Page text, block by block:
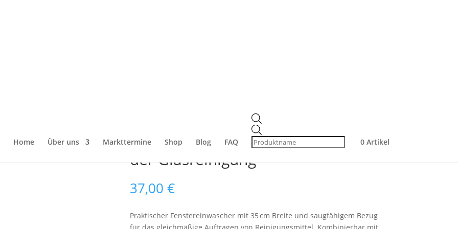
Home Über uns Markttermine Shop Blog FAQ
search
0 Artikel
Fenstereinwascher 35 cm –
effektives Auftragen & vorbereiten
der Glasreinigung
37,00 €
Praktischer Fenstereinwascher mit 35 cm Breite und saugfähigem Bezug
für das gleichmäßige Auftragen von Reinigungsmittel. Kombinierbar mit